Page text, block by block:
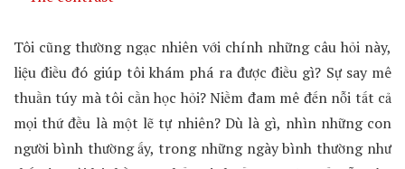
Tôi cũng thường ngạc nhiên với chính những câu hỏi này,
liệu điều đó giúp tôi khám phá ra được điều gì? Sự say mê
thuần túy mà tôi cần học hỏi? Niềm đam mê đến nỗi tất cả
mọi thứ đều là một lẽ tự nhiên? Dù là gì, nhìn những con
người bình thường ấy, trong những ngày bình thường như